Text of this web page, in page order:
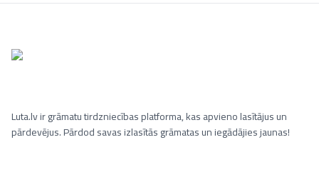
Luta.lv ir grāmatu tirdzniecības platforma, kas apvieno lasītājus un
pārdevējus. Pārdod savas izlasītās grāmatas un iegādājies jaunas!